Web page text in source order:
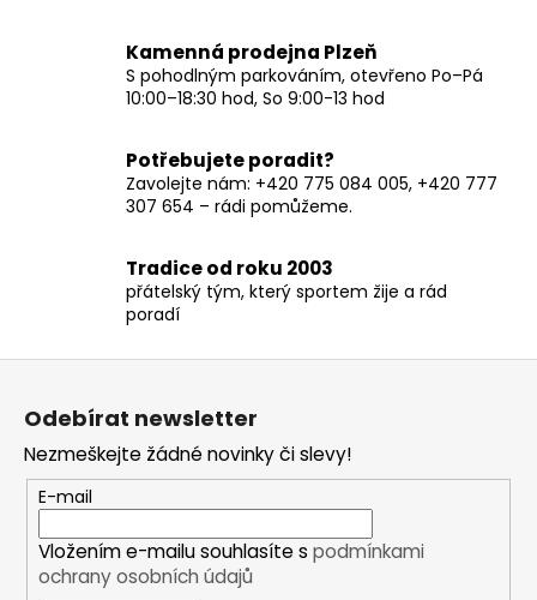
r
v
k
v
ý
p
s
u
Kamenná prodejna Plzeň
S pohodlným parkováním, otevřeno Po–Pá
10:00–18:30 hod, So 9:00-13 hod
Potřebujete poradit?
Zavolejte nám: +420 775 084 005, +420 777
307 654 – rádi pomůžeme.
Tradice od roku 2003
přátelský tým, který sportem žije a rád
poradí
Odebírat newsletter
Nezmeškejte žádné novinky či slevy!
E-mail
Vložením e-mailu souhlasíte s podmínkami
ochrany osobních údajů